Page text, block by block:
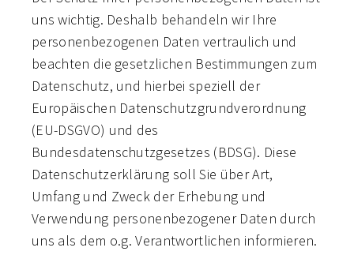
uns wichtig. Deshalb behandeln wir Ihre
personenbezogenen Daten vertraulich und
beachten die gesetzlichen Bestimmungen zum
Datenschutz, und hierbei speziell der
Europäischen Datenschutzgrundverordnung
(EU-DSGVO) und des
Bundesdatenschutzgesetzes (BDSG). Diese
Datenschutzerklärung soll Sie über Art,
Umfang und Zweck der Erhebung und
Verwendung personenbezogener Daten durch
uns als dem o.g. Verantwortlichen informieren.